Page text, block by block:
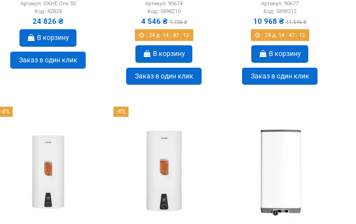
Артикул: OKHE One 50
Код: 42824
24 826 ₴
В корзину
Заказ в один клик
Артикул: 90674
Код: 5898210
4 546 ₴ 4 736 ₴
24 д. 14 :47 : 11
В корзину
Заказ в один клик
Артикул: 90677
Код: 5898212
10 968 ₴11 546 ₴
24 д. 14 :47 : 11
В корзину
Заказ в один клик
-4% -4%